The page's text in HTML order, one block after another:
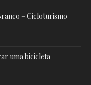
– Cicloturismo
uma bicicleta